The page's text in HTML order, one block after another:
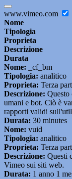
www.vimeo.com
Nome
Tipologia
Proprieta
Descrizione
Durata
Nome: _cf_bm
Tipologia: analitico
Proprieta: Terza
Descrizione: Questo
umani e bot. Ciò è
rapporti validi
Durata: 30 minutes
Nome: vuid
Tipologia: analitico
Proprieta: Terza
Descrizione: Questi
Vimeo sui siti web.
Durata: 1 anno 1